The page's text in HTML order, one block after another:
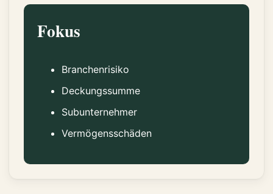
Fokus
Branchenrisiko
Deckungssumme
Subunternehmer
Vermögensschäden